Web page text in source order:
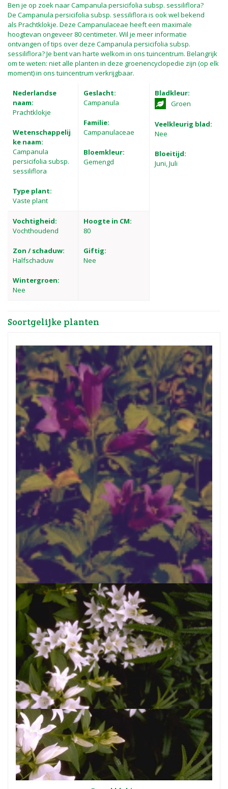
Ben je op zoek naar Campanula persicifolia subsp. sessiliflora?
De Campanula persicifolia subsp. sessiliflora is ook wel bekend
als Prachtklokje. Deze Campanulaceae heeft een maximale
hoogtevan ongeveer 80 centimeter. Wil je meer informatie
ontvangen of tips over deze Campanula persicifolia subsp.
sessiliflora? Je bent van harte welkom in ons tuincentrum. Belangrijk
om te weten: niet alle planten in deze groenencyclopedie zijn (op elk
moment) in ons tuincentrum verkrijgbaar.
Nederlandse
naam:
Prachtklokje
Wetenschappelij
ke naam:
Campanula
persicifolia subsp.
sessiliflora
Type plant:
Vaste plant
Geslacht:
Campanula
Familie:
Campanulaceae
Bloemkleur:
Gemengd
Bladkleur:
Groen
Veelkleurig blad:
Nee
Bloeitijd:
Juni, Juli
Vochtigheid:
Vochthoudend
Zon / schaduw:
Halfschaduw
Wintergroen:
Nee
Hoogte in CM:
80
Giftig:
Nee
Soortgelijke planten
Breed klokje
Campanula latifolia var. macrantha